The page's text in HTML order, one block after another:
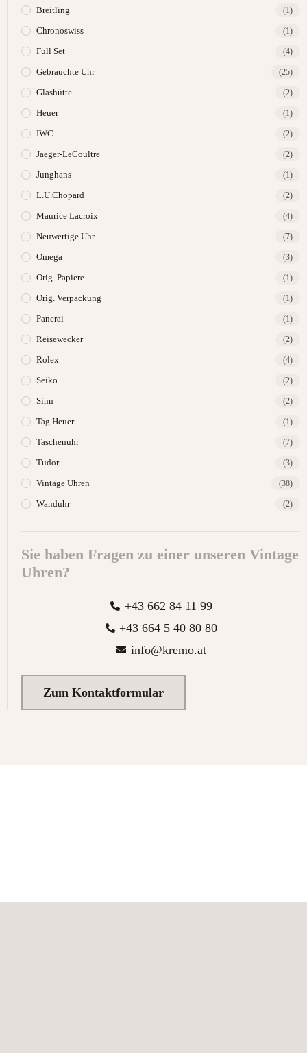
Breitling (1)
Chronoswiss (1)
Full Set (4)
Gebrauchte Uhr (25)
Glashütte (2)
Heuer (1)
IWC (2)
Jaeger-LeCoultre (2)
Junghans (1)
L.U.Chopard (2)
Maurice Lacroix (4)
Neuwertige Uhr (7)
Omega (3)
Orig. Papiere (1)
Orig. Verpackung (1)
Panerai (1)
Reisewecker (2)
Rolex (4)
Seiko (2)
Sinn (2)
Tag Heuer (1)
Taschenuhr (7)
Tudor (3)
Vintage Uhren (38)
Wanduhr (2)
Sie haben Fragen zu einer unseren Vintage
Uhren?
+43 662 84 11 99
+43 664 5 40 80 80
info@kremo.at
Zum Kontaktformular